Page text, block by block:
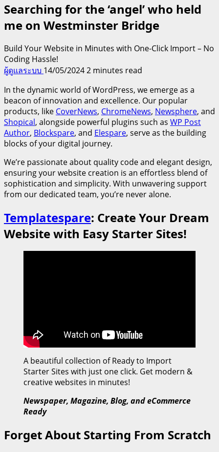
Searching for the ‘angel’ who held
me on Westminster Bridge
Build Your Website in Minutes with One-Click Import – No
Coding Hassle!
ผู้ดูแลระบบ 14/05/20242 minutes read
In the dynamic world of WordPress, we emerge as a
beacon of innovation and excellence. Our popular
products, like CoverNews, ChromeNews, Newsphere, and
Shopical, alongside powerful plugins such as WP Post
Author, Blockspare, and Elespare, serve as the building
blocks of your digital journey.
We’re passionate about quality code and elegant design,
ensuring your website creation is an effortless blend of
sophistication and simplicity. With unwavering support
from our dedicated team, you’re never alone.
Templatespare: Create Your Dream
Website with Easy Starter Sites!
A beautiful collection of Ready to Import
Starter Sites with just one click. Get modern &
creative websites in minutes!
Newspaper, Magazine, Blog, and eCommerce
Ready
Forget About Starting From Scratch